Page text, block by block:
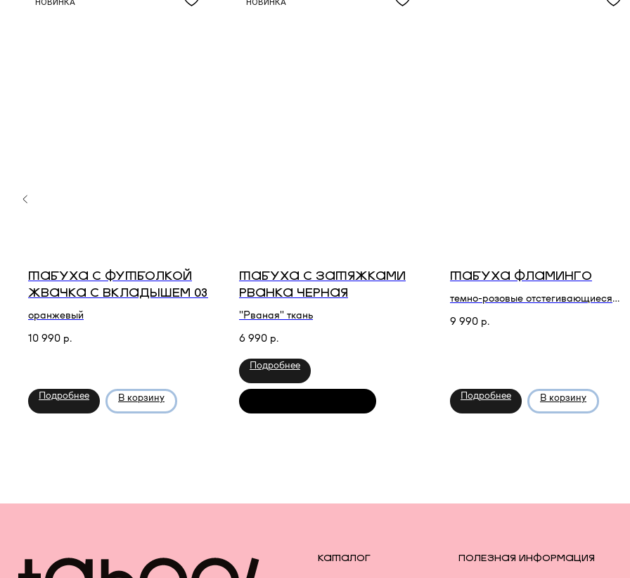
НОВИНКА
ТАБУХА С ФУТБОЛКОЙ
ЖВАЧКА С ВКЛАДЫШЕМ 03
оранжевый
10 990 р.
Подробнее В корзину
НОВИНКА
ТАБУХА С ЗАТЯЖКАМИ
РВАНКА ЧЕРНАЯ
"Рваная" ткань
6 990 р.
Подробнее
ТАБУХА ФЛАМИНГО
темно-розовые отстегивающиеся
9 990 р.
Подробнее В корзину
КАТАЛОГ ПОЛЕЗНАЯ ИНФОРМАЦИЯ